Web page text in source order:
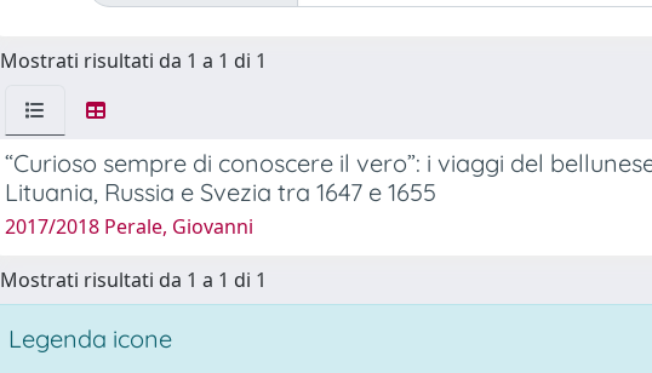
Mostrati risultati da 1 a 1 di 1
“Curioso sempre di conoscere il vero”: i viaggi del
Lituania, Russia e Svezia tra 1647 e 1655
2017/2018 Perale, Giovanni
Mostrati risultati da 1 a 1 di 1
Legenda icone